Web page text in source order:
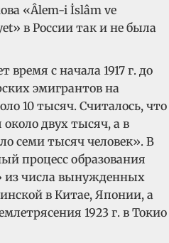
«Âlem-i İslâm ve
в России так и не была
время с начала 1917 г. до
эмигрантов на
10 тысяч. Считалось, что
двух тысяч, а в
семи тысяч человек». В
процесс образования
числа вынужденных
в Китае, Японии, а
1923 г. в Токио